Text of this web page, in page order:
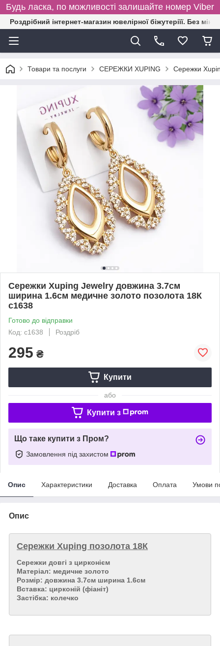
Будь ласка, по можливості залишайте номер Viber
Роздрібний інтернет-магазин ювелірної біжутеріїї. Без
Товари та послуги СЕРЕЖКИ XUPING Сережки
Сережки Xuping Jewelry довжина 3.7см
ширина 1.6см медичне золото позолота 18К
с1638
Готово до відправки
Код: с1638
Роздріб
295 ₴
Купити
або
Купити з
Що таке купити з Пром?
Замовлення під захистом
Опис Характеристики Доставка Оплата Умови
Опис
Сережки Xuping позолота 18К
Сережки довгі з цирконієм
Матеріал: медичне золото
Розмір: довжина 3.7см ширина 1.6см
Вставка: цирконій (фіаніт)
Застібка: колечко